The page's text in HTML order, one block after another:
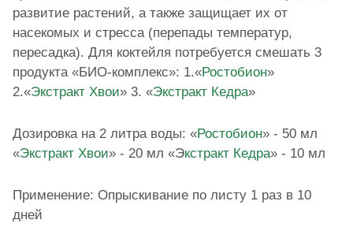
развитие растений, а также защищает их от
насекомых и стресса (перепады температур,
пересадка). Для коктейля потребуется смешать 3
продукта «БИО-комплекс»: 1.«Ростобион»
2.«Экстракт Хвои» 3. «Экстракт Кедра»
Дозировка на 2 литра воды: «Ростобион» - 50 мл
«Экстракт Хвои» - 20 мл «Экстракт Кедра» - 10 мл
Применение: Опрыскивание по листу 1 раз в 10
дней